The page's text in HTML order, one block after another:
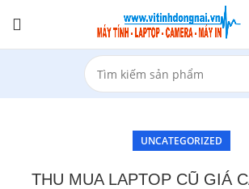
UNCATEGORIZED
THU MUA LAPTOP CŨ GIÁ